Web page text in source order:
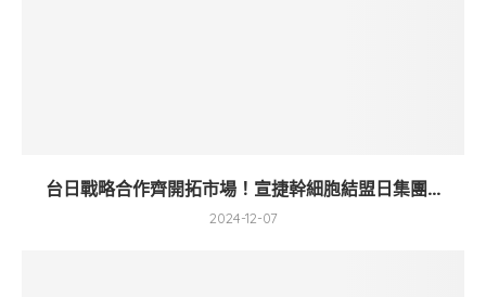
台日戰略合作齊開拓市場！宣捷幹細胞結盟日集團...
2024-12-07